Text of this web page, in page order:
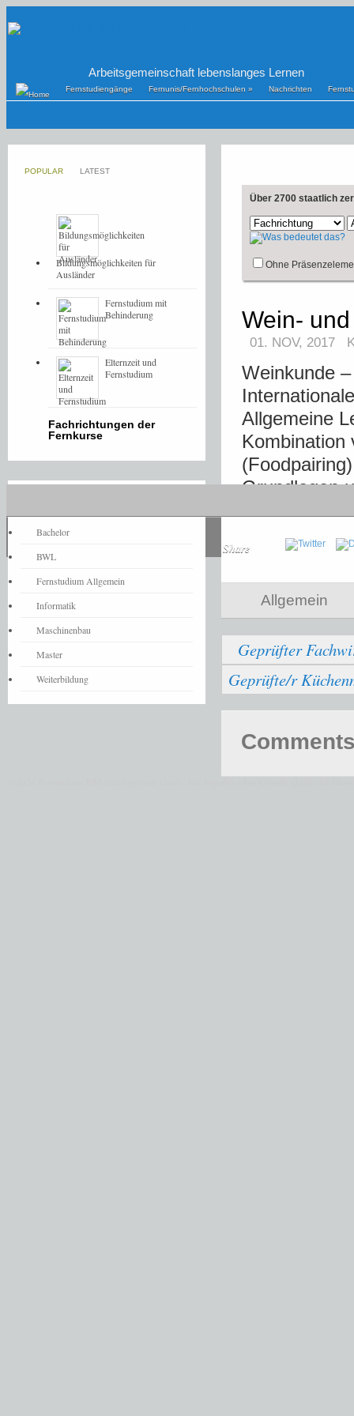
Arbeitsgemeinschaft lebenslanges Lernen
Fernstudiengänge Fernunis/Fernhochschulen » Nachrichten
Über 2700 staatlich
Ohne
Wein-
01. NOV, 2017
Weinkunde
Allgemeine
Kombination
Grundlagen
Share
Allgemein
Geprüfter
Geprüfte/r
POPULAR LATEST
Bildungsmöglichkeiten für
Ausländer
Fernstudium mit
Behinderung
Elternzeit und
Fernstudium
Fachrichtungen der
Fernkurse
Bachelor
BWL
Fernstudium Allgemein
Informatik
Maschinenbau
Master
Weiterbildung